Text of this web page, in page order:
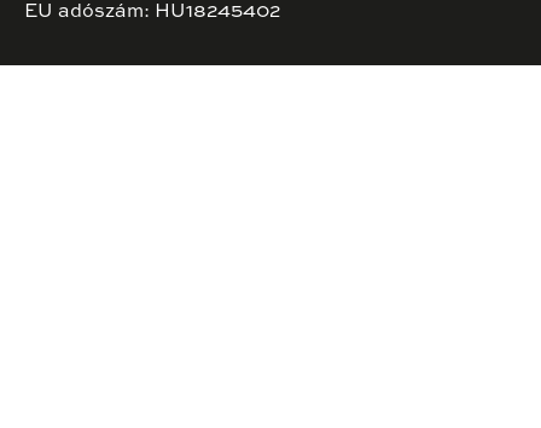
EU adószám: HU18245402